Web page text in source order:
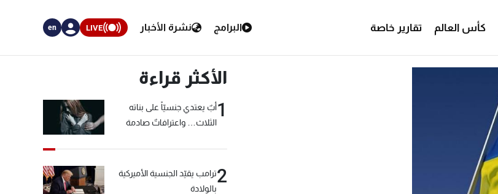
كأس العالم تقارير خاصة البرامج نشرة الأخبار LIVE
en
الأكثر قراءة
1أبٌ يعتدي جنسيّاً على بناته
الثلاث… واعترافاتٌ صادمة
2ترامب يقيّد الجنسية الأميركية
بالولادة